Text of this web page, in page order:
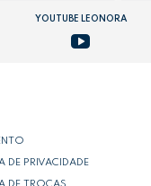
YOUTUBE LEONORA
DE PRIVACIDADE